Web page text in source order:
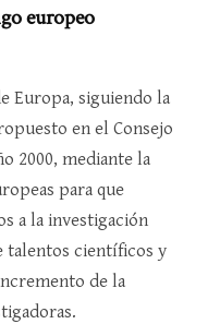
europeo
Europa, siguiendo la
en el Consejo
2000, mediante la
para que
a la investigación
talentos científicos y
de la